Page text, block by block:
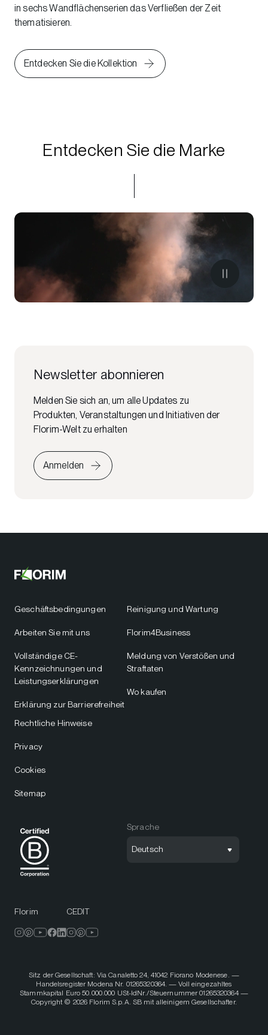
in sechs Wandflächenserien das Verfließen der Zeit
thematisieren.
Entdecken Sie die Kollektion
Entdecken Sie die Marke
Newsletter abonnieren
Melden Sie sich an, um alle Updates zu
Produkten, Veranstaltungen und Initiativen der
Florim-Welt zu erhalten
Anmelden
Geschäftsbedingungen
Arbeiten Sie mit uns
Vollständige CE-
Kennzeichnungen und
Leistungserklärungen
Erklärung zur Barrierefreiheit
Reinigung und Wartung
Florim4Business
Meldung von Verstößen und
Straftaten
Wo kaufen
Rechtliche Hinweise
Privacy
Cookies
Sitemap
Sprache
Deutsch
Florim CEDIT
Sitz der Gesellschaft: Via Canaletto 24, 41042 Fiorano Modenese. —
Handelsregister Modena Nr. 01265320364. — Voll eingezahltes
Stammkapital Euro 50.000.000 USt-IdNr./Steuernummer 01265320364 —
Copyright © 2026 Florim S.p.A. SB mit alleinigem Gesellschafter.